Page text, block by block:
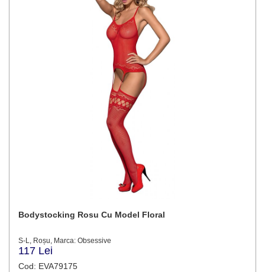
Bodystocking Rosu Cu Model Floral
S-L, Roșu, Marca: Obsessive
117 Lei
Cod: EVA79175